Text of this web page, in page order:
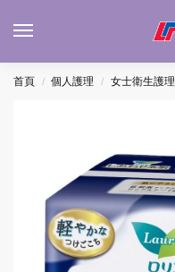
首頁 / 個人護理 / 女士衛生護理